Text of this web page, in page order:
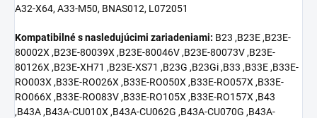
A32-X64, A33-M50, BNAS012, L072051
Kompatibilné s nasledujúcimi zariadeniami: B23 ,B23E ,B23E-
80002X ,B23E-80039X ,B23E-80046V ,B23E-80073V ,B23E-
80126X ,B23E-XH71 ,B23E-XS71 ,B23G ,B23Gi ,B33 ,B33E ,B33E-
RO003X ,B33E-RO026X ,B33E-RO050X ,B33E-RO057X ,B33E-
RO066X ,B33E-RO083V ,B33E-RO105X ,B33E-RO157X ,B43
,B43A ,B43A-CU010X ,B43A-CU062G ,B43A-CU070G ,B43A-